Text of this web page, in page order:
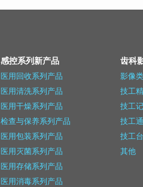
感控系列新产品
医用回收系列产品
医用清洗系列产品
医用干燥系列产品
检查与保养系列产品
医用包装系列产品
医用灭菌系列产品
医用存储系列产品
医用消毒系列产品
齿科
影像类
技工
技工
技工
技工
其他